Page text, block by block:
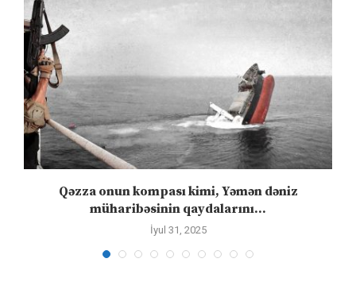
Qəzza onun kompası kimi, Yəmən dəniz
müharibəsinin qaydalarını...
İyul 31, 2025